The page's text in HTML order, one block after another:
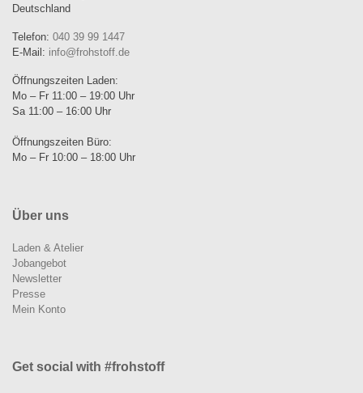
Deutschland
Telefon: 040 39 99 1447
E-Mail: info@frohstoff.de
Öffnungszeiten Laden:
Mo – Fr 11:00 – 19:00 Uhr
Sa 11:00 – 16:00 Uhr
Öffnungszeiten Büro:
Mo – Fr 10:00 – 18:00 Uhr
Über uns
Laden & Atelier
Jobangebot
Newsletter
Presse
Mein Konto
Get social with #frohstoff